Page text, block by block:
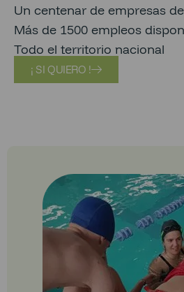
Un centenar de empresas
Más de 1500 empleos
Todo el territorio nacional
¡ SI QUIERO !